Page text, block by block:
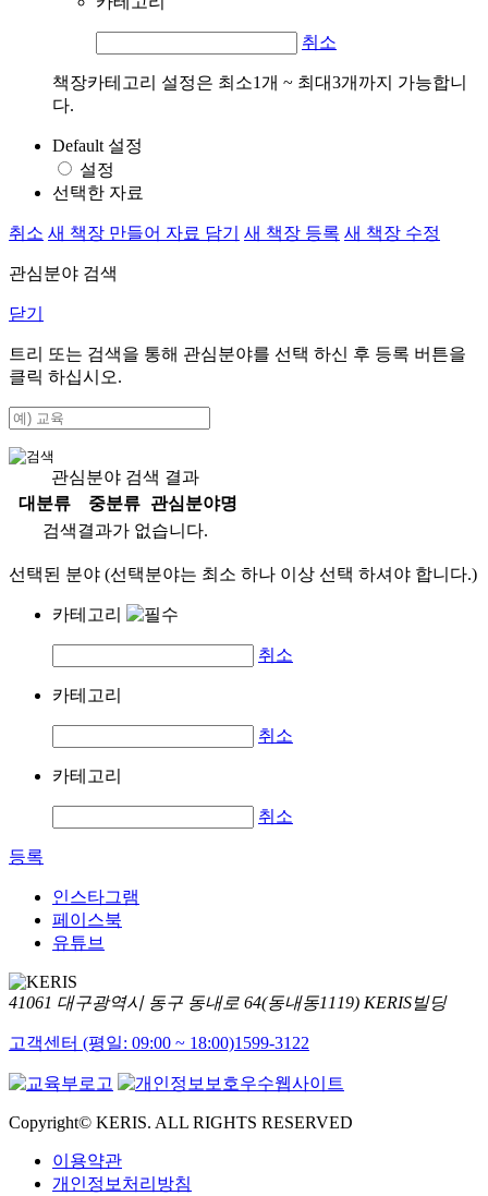
취소
책장카테고리 설정은 최소1개 ~ 최대3개까지 가능합니
다.
Default 설정
설정
선택한 자료
취소 새 책장 만들어 자료 담기 새 책장 등록 새 책장 수정
관심분야 검색
닫기
트리 또는 검색을 통해 관심분야를 선택 하신 후 등록 버튼을
클릭 하십시오.
관심분야 검색 결과
대분류
중분류
관심분야명
검색결과가 없습니다.
선택된 분야 (선택분야는 최소 하나 이상 선택 하셔야 합니다.)
카테고리
취소
카테고리
취소
카테고리
취소
등록
인스타그램
페이스북
유튜브
41061 대구광역시 동구 동내로 64(동내동1119) KERIS빌딩
고객센터 (평일: 09:00 ~ 18:00)1599-3122
Copyright© KERIS. ALL RIGHTS RESERVED
이용약관
개인정보처리방침